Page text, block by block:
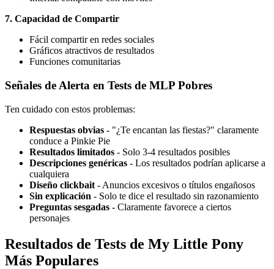
7. Capacidad de Compartir
Fácil compartir en redes sociales
Gráficos atractivos de resultados
Funciones comunitarias
Señales de Alerta en Tests de MLP Pobres
Ten cuidado con estos problemas:
Respuestas obvias - "¿Te encantan las fiestas?" claramente
conduce a Pinkie Pie
Resultados limitados - Solo 3-4 resultados posibles
Descripciones genéricas - Los resultados podrían aplicarse a
cualquiera
Diseño clickbait - Anuncios excesivos o títulos engañosos
Sin explicación - Solo te dice el resultado sin razonamiento
Preguntas sesgadas - Claramente favorece a ciertos
personajes
Resultados de Tests de My Little Pony
Más Populares